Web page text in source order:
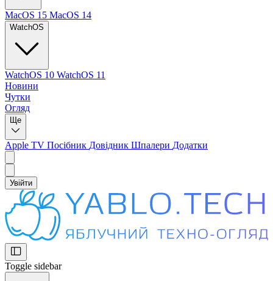
MacOS 15 MacOS 14
WatchOS
WatchOS 10 WatchOS 11
Новини
Чутки
Огляд
Ще
Apple TV Посібник Довідник Шпалери Додатки
Увійти
Toggle sidebar